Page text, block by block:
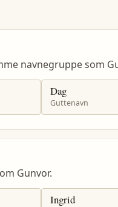
navnegruppe som
Dag
Guttenavn
Gunvor.
Ingrid